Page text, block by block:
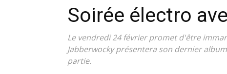
Soirée électro
Le vendredi 24 février promet d'être
Jabberwocky présentera son dernier
partie.